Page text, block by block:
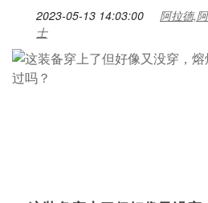
2023-05-13 14:03:00
阿拉德,
士